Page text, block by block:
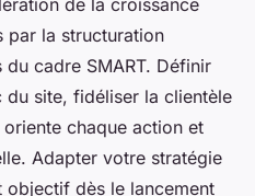
par la structuration
cadre SMART. Définir
site, fidéliser la clientèle
chaque action et
Adapter votre stratégie
objectif dès le lancement